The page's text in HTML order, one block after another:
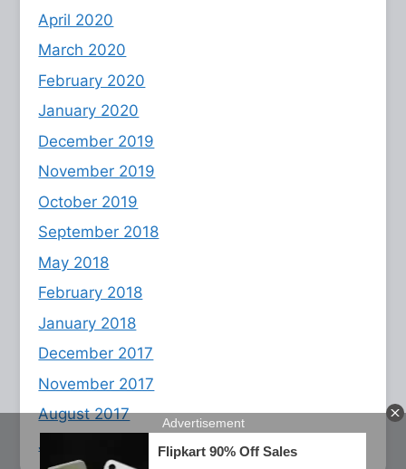
April 2020
March 2020
February 2020
January 2020
December 2019
November 2019
October 2019
September 2018
May 2018
February 2018
January 2018
December 2017
November 2017
August 2017
July 2017